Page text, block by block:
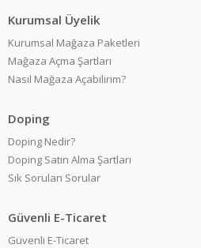
Kurumsal Üyelik
Kurumsal Mağaza Paketleri
Mağaza Açma Şartları
Nasıl Mağaza Açabilirim?
Doping
Doping Nedir?
Doping Satın Alma Şartları
Sık Sorulan Sorular
Güvenli E-Ticaret
Güvenli E-Ticaret